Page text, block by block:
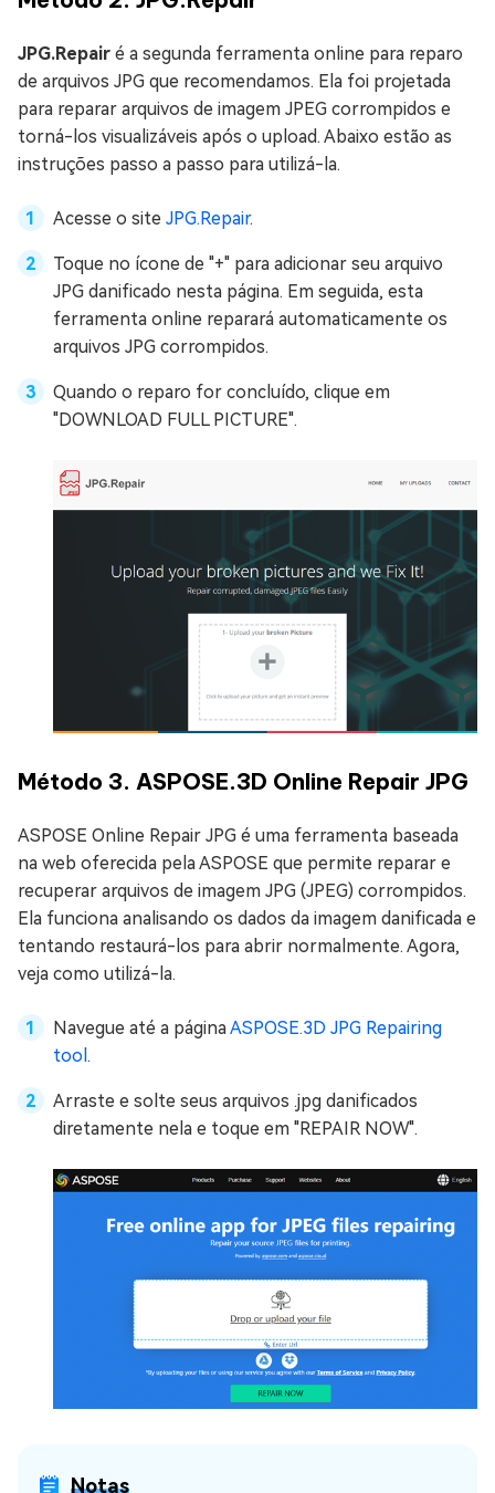
JPG.Repair é a segunda ferramenta online para reparo
de arquivos JPG que recomendamos. Ela foi projetada
para reparar arquivos de imagem JPEG corrompidos e
torná-los visualizáveis após o upload. Abaixo estão as
instruções passo a passo para utilizá-la.
Acesse o site JPG.Repair.
Toque no ícone de "+" para adicionar seu arquivo
JPG danificado nesta página. Em seguida, esta
ferramenta online reparará automaticamente os
arquivos JPG corrompidos.
Quando o reparo for concluído, clique em
"DOWNLOAD FULL PICTURE".
Método 3. ASPOSE.3D Online Repair JPG
ASPOSE Online Repair JPG é uma ferramenta baseada
na web oferecida pela ASPOSE que permite reparar e
recuperar arquivos de imagem JPG (JPEG) corrompidos.
Ela funciona analisando os dados da imagem danificada e
tentando restaurá-los para abrir normalmente. Agora,
veja como utilizá-la.
Navegue até a páginaASPOSE.3D JPG Repairing
tool .
Arraste e solte seus arquivos .jpg danificados
diretamente nela e toque em "REPAIR NOW".
Notas